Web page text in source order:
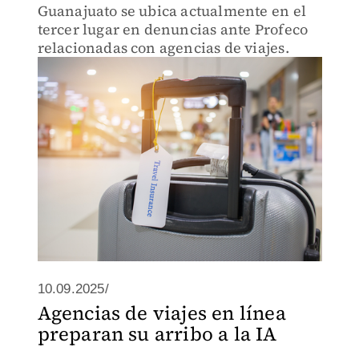
Guanajuato se ubica actualmente en el
tercer lugar en denuncias ante Profeco
relacionadas con agencias de viajes.
10.09.2025/
Agencias de viajes en línea
preparan su arribo a la IA